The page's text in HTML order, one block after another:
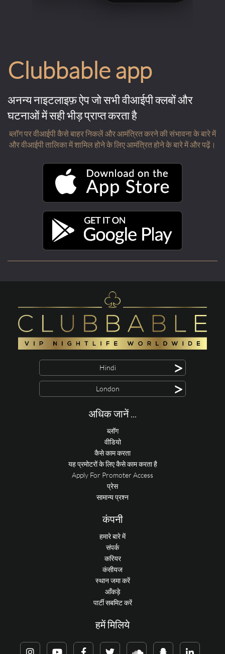
Clubbable app
अनन्य नाइटलाइफ़ ऐप जो सभी वीआईपी क्लबों और
घटनाओं में सही भीड़ प्राप्त करता है
ब्लॉग पर वीआईपी कैसे बाहर निकलें और आमंत्रित करने की संभावना के बारे में
और वीआईपी तालिका में शामिल होने के लिए आमंत्रित होने के बारे में और पढ़ें।
Hindi >
London >
अधिक जानें ...
ब्लॉग
वीडियो
कैसे काम करता
यह प्रमोटरों के लिए कैसे काम करता है
Apply For Promoter Access
प्रेस
सामान्य प्रश्न
कंपनी
हमारे बारे में
संपर्क
करियर
कंसीयज
स्थान जमा करें
आँकड़े
पार्टी सबमिट करें
हमें मिलिये